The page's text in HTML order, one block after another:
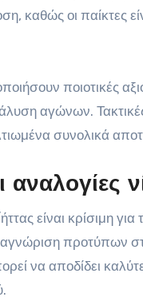
καθώς οι παίκτες
ποιοτικές
αγώνων.
συνολικά
είναι κρίσιμη για
προτύπων
να αποδίδει